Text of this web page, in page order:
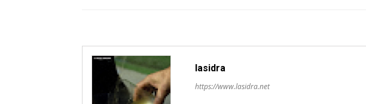
lasidra
https://www.lasidra.net